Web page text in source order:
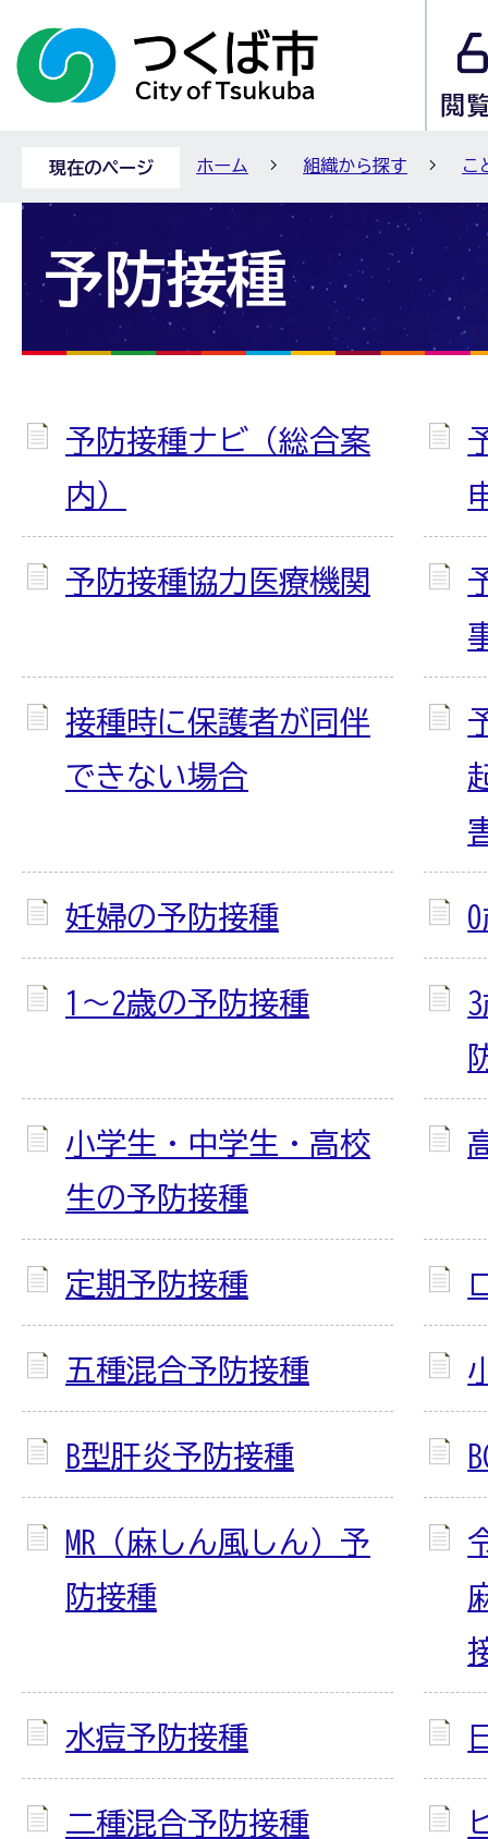
現在のページ ホーム 組織から探す こ
予防接種
予防接種ナビ（総合案
内）
予防接種協力医療機関
接種時に保護者が同伴
できない場合
妊婦の予防接種
1～2歳の予防接種
小学生・中学生・高校
生の予防接種
定期予防接種
五種混合予防接種
B型肝炎予防接種
MR（麻しん風しん）予
防接種
水痘予防接種
二種混合予防接種